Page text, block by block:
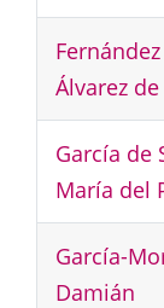
Álvarez
García de
María del
García-
Damián